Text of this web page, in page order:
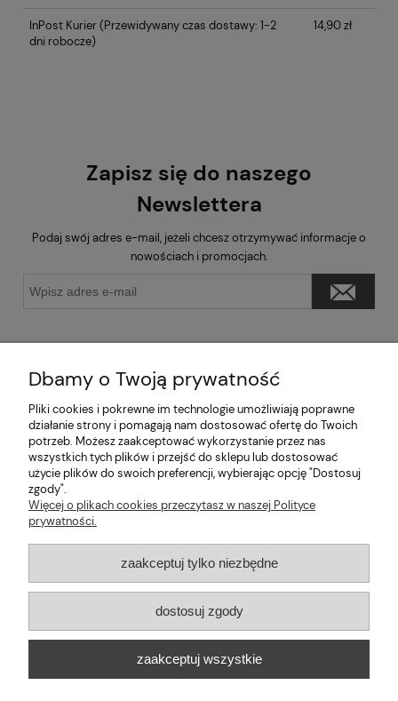
InPost Kurier(Przewidywany czas dostawy: 1-2
dni robocze)
14,90 zł
Zapisz się do naszego
Newslettera
Podaj swój adres e-mail, jeżeli chcesz otrzymywać informacje o
nowościach i promocjach.
Pomoc
Moje konto
Informacje
2026 © mabaje
Sklep internetowy Shoper Premium
Tel.:534736451| NIP: 6772370993 REGON:
122658200
Dbamy o Twoją prywatność
Pliki cookies i pokrewne im technologie umożliwiają poprawne
działanie strony i pomagają nam dostosować ofertę do Twoich
potrzeb. Możesz zaakceptować wykorzystanie przez nas
wszystkich tych plików i przejść do sklepu lub dostosować
użycie plików do swoich preferencji, wybierając opcję "Dostosuj
zgody".
Więcej o plikach cookies przeczytasz w naszej Polityce
prywatności.
zaakceptuj tylko niezbędne
dostosuj zgody
zaakceptuj wszystkie